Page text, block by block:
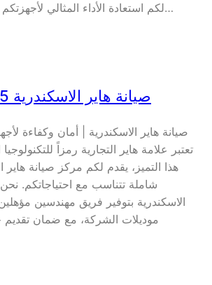
لكم استعادة الأداء المثالي لأجهزتكم في وقت قياسي، مع…
صيانة هاير الاسكندرية 01093055835
صيانة هاير الاسكندرية | أمان وكفاءة
تعتبر علامة هاير التجارية رمزاً
هذا التميز، يقدم لكم مركز صيانة هاير
شاملة تتناسب مع احتياجاتكم.
الاسكندرية بتوفير فريق مهندسين
موديلات الشركة، مع ضمان